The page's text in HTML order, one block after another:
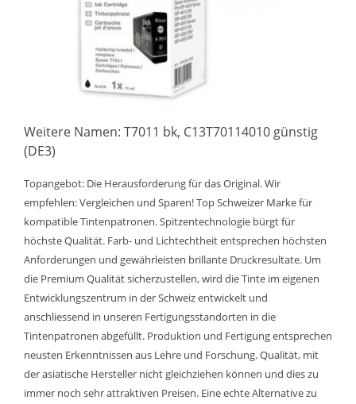
Weitere Namen: T7011 bk, C13T70114010 günstig
(DE3)
Topangebot: Die Herausforderung für das Original. Wir
empfehlen: Vergleichen und Sparen! Top Schweizer Marke für
kompatible Tintenpatronen. Spitzentechnologie bürgt für
höchste Qualität. Farb- und Lichtechtheit entsprechen höchsten
Anforderungen und gewährleisten brillante Druckresultate. Um
die Premium Qualität sicherzustellen, wird die Tinte im eigenen
Entwicklungszentrum in der Schweiz entwickelt und
anschliessend in unseren Fertigungsstandorten in die
Tintenpatronen abgefüllt. Produktion und Fertigung entsprechen
neusten Erkenntnissen aus Lehre und Forschung. Qualität, mit
der asiatische Hersteller nicht gleichziehen können und dies zu
immer noch sehr attraktiven Preisen. Eine echte Alternative zu